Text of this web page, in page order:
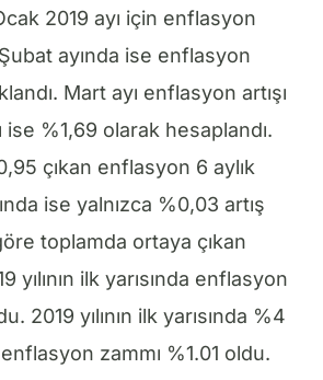
2019 ayı için enflasyon
ayında ise enflasyon
Mart ayı enflasyon artışı
ise %1,69 olarak hesaplandı.
çıkan enflasyon 6 aylık
ise yalnızca %0,03 artış
toplamda ortaya çıkan
yılının ilk yarısında enflasyon
2019 yılının ilk yarısında %4
enflasyon zammı %1.01 oldu.